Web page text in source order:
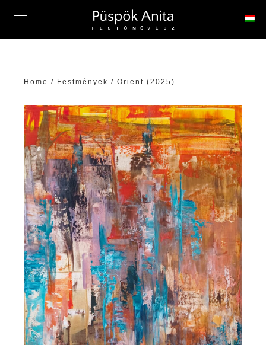
Home / Festmények / Orient (2025)